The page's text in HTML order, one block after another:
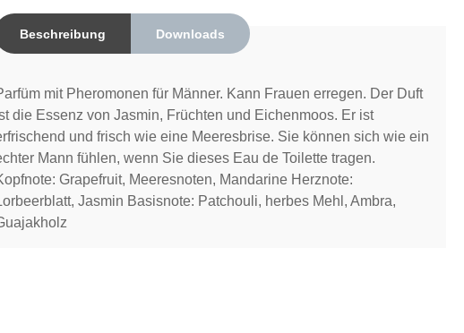
Beschreibung Downloads
mit Pheromonen für Männer. Kann Frauen erregen. Der Duft
die Essenz von Jasmin, Früchten und Eichenmoos. Er ist
und frisch wie eine Meeresbrise. Sie können sich wie ein
Mann fühlen, wenn Sie dieses Eau de Toilette tragen.
Grapefruit, Meeresnoten, Mandarine Herznote:
Jasmin Basisnote: Patchouli, herbes Mehl, Ambra,